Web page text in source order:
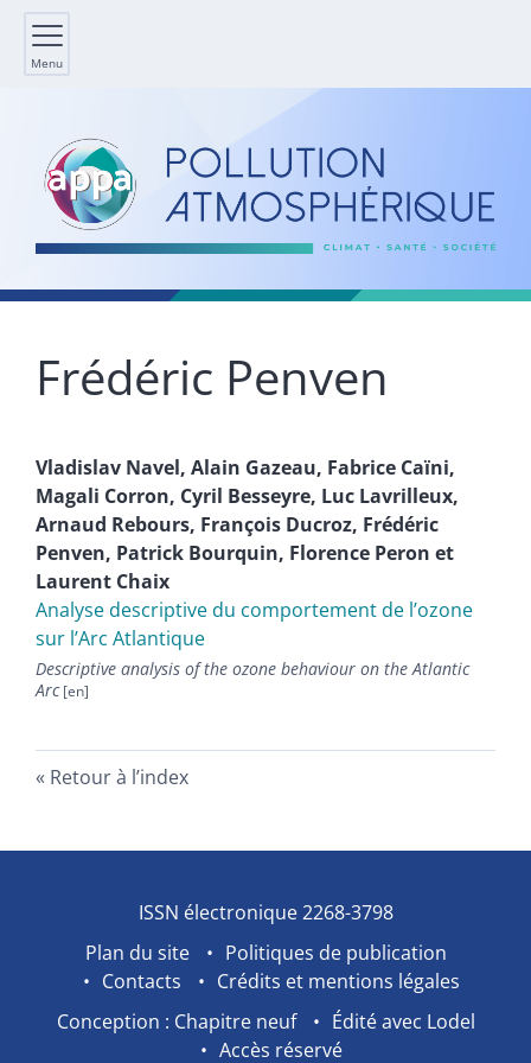
Menu
Frédéric Penven
Vladislav Navel, Alain Gazeau, Fabrice Caïni,
Magali Corron, Cyril Besseyre, Luc Lavrilleux,
Arnaud Rebours, François Ducroz, Frédéric
Penven, Patrick Bourquin, Florence Peron et
Laurent Chaix
Analyse descriptive du comportement de l’ozone
sur l’Arc Atlantique
Descriptive analysis of the ozone behaviour on the Atlantic
Arc
Retour à l’index
ISSN électronique 2268-3798
Plan du site
Politiques de publication
Contacts
Crédits et mentions légales
Conception : Chapitre neuf
Édité avec Lodel
Accès réservé